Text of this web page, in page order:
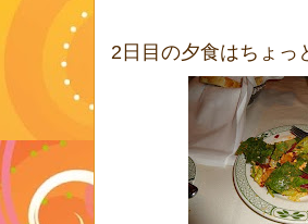
2日目の夕食はちょっ